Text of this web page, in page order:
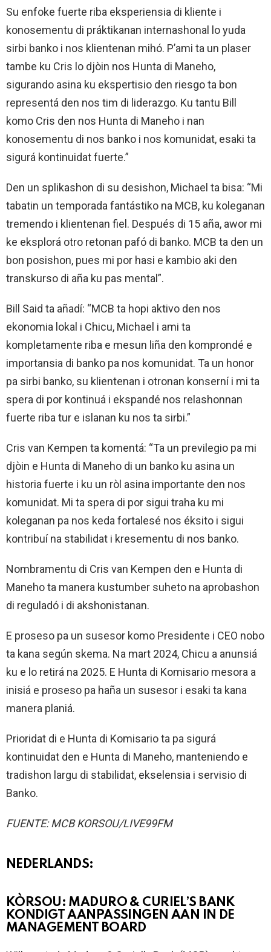
Su enfoke fuerte riba eksperiensia di kliente i
konosementu di práktikanan internashonal lo yuda
sirbi banko i nos klientenan mihó. P’ami ta un plaser
tambe ku Cris lo djòin nos Hunta di Maneho,
sigurando asina ku ekspertisio den riesgo ta bon
representá den nos tim di liderazgo. Ku tantu Bill
komo Cris den nos Hunta di Maneho i nan
konosementu di nos banko i nos komunidat, esaki ta
sigurá kontinuidat fuerte.”
Den un splikashon di su desishon, Michael ta bisa: “Mi
tabatin un temporada fantástiko na MCB, ku koleganan
tremendo i klientenan fiel. Después di 15 aña, awor mi
ke eksplorá otro retonan pafó di banko. MCB ta den un
bon posishon, pues mi por hasi e kambio aki den
transkurso di aña ku pas mental”.
Bill Said ta añadí: “MCB ta hopi aktivo den nos
ekonomia lokal i Chicu, Michael i ami ta
kompletamente riba e mesun liña den komprondé e
importansia di banko pa nos komunidat. Ta un honor
pa sirbi banko, su klientenan i otronan konserní i mi ta
spera di por kontinuá i ekspandé nos relashonnan
fuerte riba tur e islanan ku nos ta sirbi.”
Cris van Kempen ta komentá: “Ta un previlegio pa mi
djòin e Hunta di Maneho di un banko ku asina un
historia fuerte i ku un ròl asina importante den nos
komunidat. Mi ta spera di por sigui traha ku mi
koleganan pa nos keda fortalesé nos éksito i sigui
kontribuí na stabilidat i kresementu di nos banko.
Nombramentu di Cris van Kempen den e Hunta di
Maneho ta manera kustumber suheto na aprobashon
di reguladó i di akshonistanan.
E proseso pa un susesor komo Presidente i CEO nobo
ta kana según skema. Na mart 2024, Chicu a anunsiá
ku e lo retirá na 2025. E Hunta di Komisario mesora a
inisiá e proseso pa haña un susesor i esaki ta kana
manera planiá.
Prioridat di e Hunta di Komisario ta pa sigurá
kontinuidat den e Hunta di Maneho, manteniendo e
tradishon largu di stabilidat, ekselensia i servisio di
Banko.
FUENTE: MCB KORSOU/LIVE99FM
NEDERLANDS:
KÒRSOU: MADURO & CURIEL’S BANK
KONDIGT AANPASSINGEN AAN IN DE
MANAGEMENT BOARD